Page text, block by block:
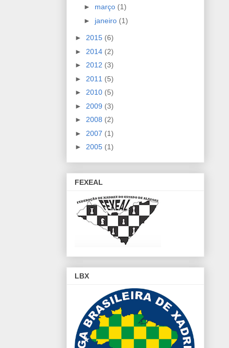
► março (1)
► janeiro (1)
► 2015 (6)
► 2014 (2)
► 2012 (3)
► 2011 (5)
► 2010 (5)
► 2009 (3)
► 2008 (2)
► 2007 (1)
► 2005 (1)
FEXEAL
LBX